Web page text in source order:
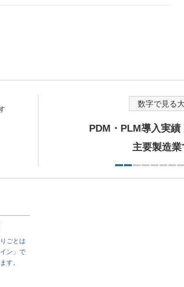
数字で見る
PDM・PLM導入実
主要製造業
ごとは
イン」で
す。